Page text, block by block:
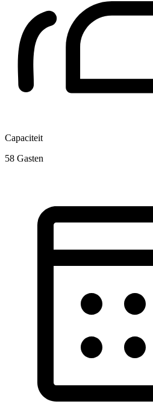
Capaciteit
58 Gasten